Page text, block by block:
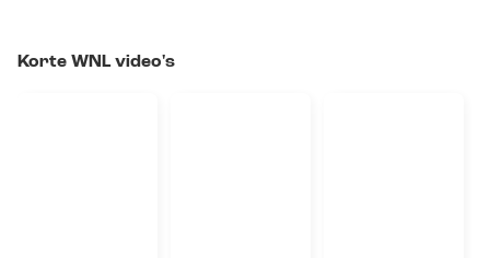
Korte WNL video's